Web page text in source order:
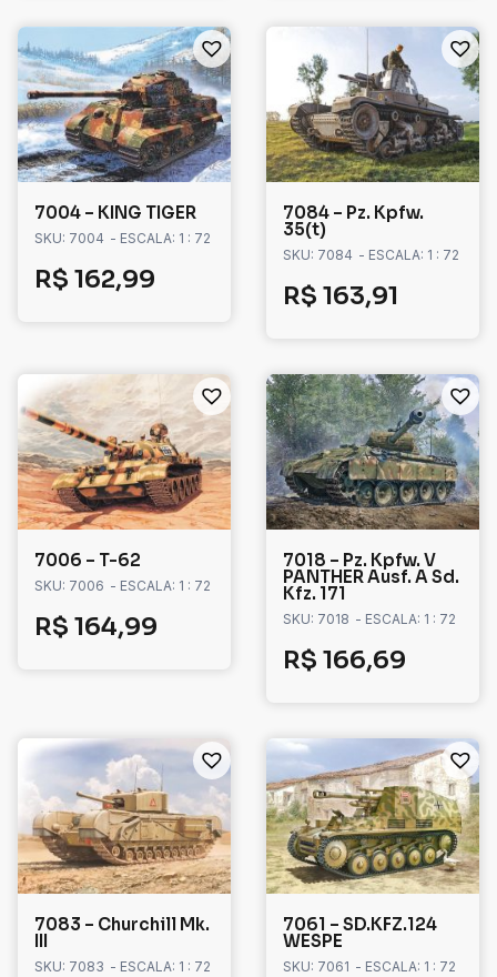
7004 – KING TIGER
SKU: 7004 - ESCALA: 1 : 72
R$ 162,99
7084 – Pz. Kpfw.
35(t)
SKU: 7084 - ESCALA: 1 : 72
R$ 163,91
7006 – T-62
SKU: 7006 - ESCALA: 1 : 72
R$ 164,99
7018 – Pz. Kpfw. V
PANTHER Ausf. A Sd.
Kfz. 171
SKU: 7018 - ESCALA: 1 : 72
R$ 166,69
7083 – Churchill Mk.
SKU: 7083 - ESCALA: 1 : 72
7061 – SD.KFZ.124
WESPE
SKU: 7061 - ESCALA: 1 : 72